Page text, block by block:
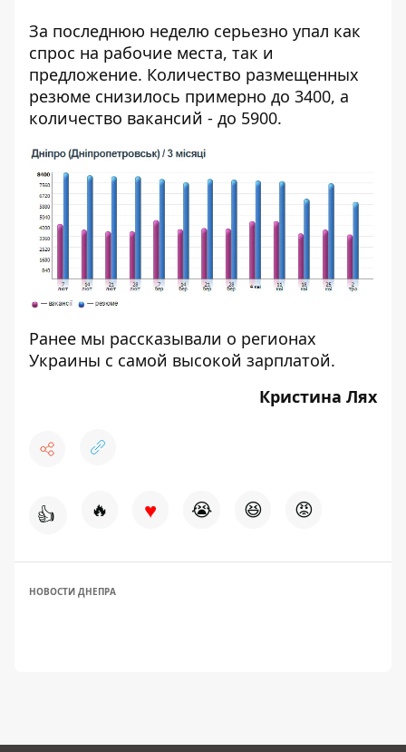
За последнюю неделю серьезно упал как
спрос на рабочие места, так и
предложение. Количество размещенных
резюме снизилось примерно до 3400, а
количество вакансий - до 5900.
Ранее мы рассказывали о регионах
Украины с самой высокой зарплатой.
Кристина Лях
👍 🔥 ♥ 😭 😆 😡
НОВОСТИ ДНЕПРА